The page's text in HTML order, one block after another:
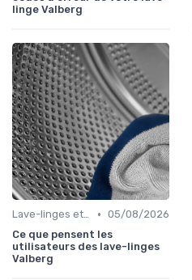
linge Valberg
Lave-linges et Sèche-linges • 05/08/2026
Ce que pensent les
utilisateurs des lave-linges
Valberg